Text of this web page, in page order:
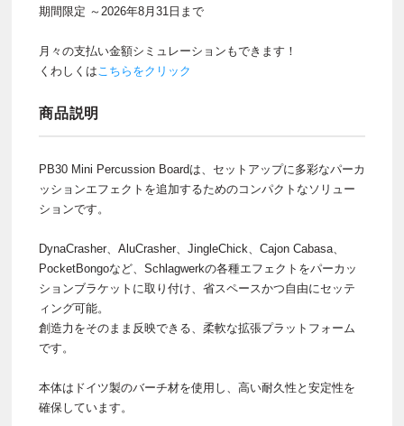
期間限定 ～2026年8月31日まで
月々の支払い金額シミュレーションもできます！
くわしくはこちらをクリック
商品説明
PB30 Mini Percussion Boardは、セットアップに多彩なパーカ
ッションエフェクトを追加するためのコンパクトなソリュー
ションです。
DynaCrasher、AluCrasher、JingleChick、Cajon Cabasa、
PocketBongoなど、Schlagwerkの各種エフェクトをパーカッ
ションブラケットに取り付け、省スペースかつ自由にセッテ
ィング可能。
創造力をそのまま反映できる、柔軟な拡張プラットフォーム
です。
本体はドイツ製のバーチ材を使用し、高い耐久性と安定性を
確保しています。